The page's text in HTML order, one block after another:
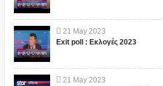
21 May 2023
Exit poll : Εκλογές 2023
21 May 2023